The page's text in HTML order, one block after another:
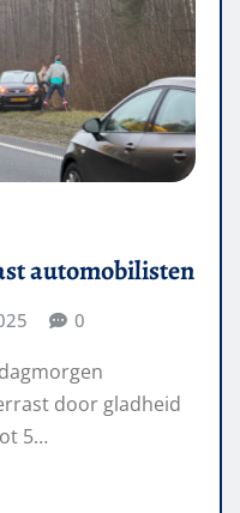
automobilisten
0
door gladheid
5…